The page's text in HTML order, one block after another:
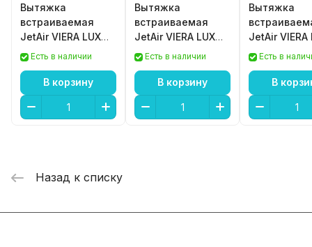
Вытяжка
встраиваемая
JetAir VIERA LUX
WH/A/72
Есть в наличии
В корзину
Вытяжка
встраиваемая
JetAir VIERA LUX
BL/A/72
Есть в наличии
В корзину
Вытяжка
JetAir VIERA
WH/A/52
Есть в
В
Назад к списку